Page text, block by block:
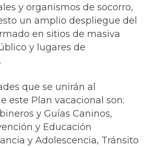
y organismos de socorro,
un amplio despliegue del
en sitios de masiva
y lugares de
que se unirán al
este Plan vacacional son:
y Guías Caninos,
y Educación
y Adolescencia, Tránsito